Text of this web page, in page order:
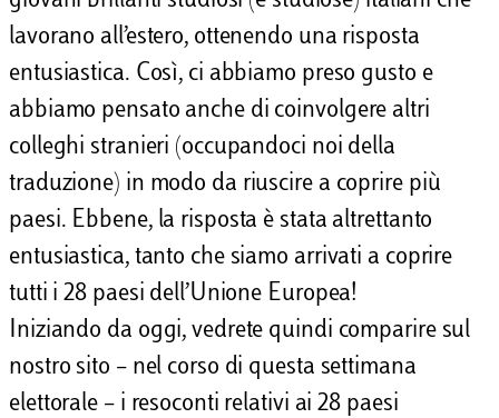
lavorano all’estero, ottenendo una risposta
entusiastica. Così, ci abbiamo preso gusto e
abbiamo pensato anche di coinvolgere altri
colleghi stranieri (occupandoci noi della
traduzione) in modo da riuscire a coprire più
paesi. Ebbene, la risposta è stata altrettanto
entusiastica, tanto che siamo arrivati a coprire
tutti i 28 paesi dell’Unione Europea!
Iniziando da oggi, vedrete quindi comparire sul
nostro sito – nel corso di questa settimana
elettorale – i resoconti relativi ai 28 paesi